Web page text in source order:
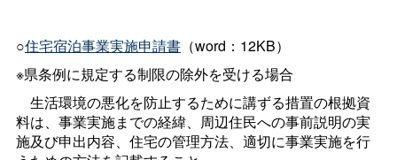
○住宅宿泊事業実施申請書（word：12KB）
※県条例に規定する制限の除外を受ける場合
生活環境の悪化を防止するために講ずる措置の根拠資
料は、事業実施までの経緯、周辺住民への事前説明の実
施及び申出内容、住宅の管理方法、適切に事業実施を行